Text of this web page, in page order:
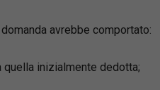
avrebbe comportato:
inizialmente dedotta;